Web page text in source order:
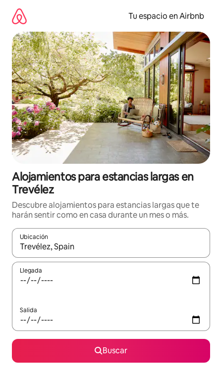
contenido
Tu espacio en Airbnb
Alojamientos para estancias largas en
Trevélez
Descubre alojamientos para estancias largas que te
harán sentir como en casa durante un mes o más.
Ubicación
Cuando los resultados estén disponibles, podrás navegar
Llegada
Salida
Buscar